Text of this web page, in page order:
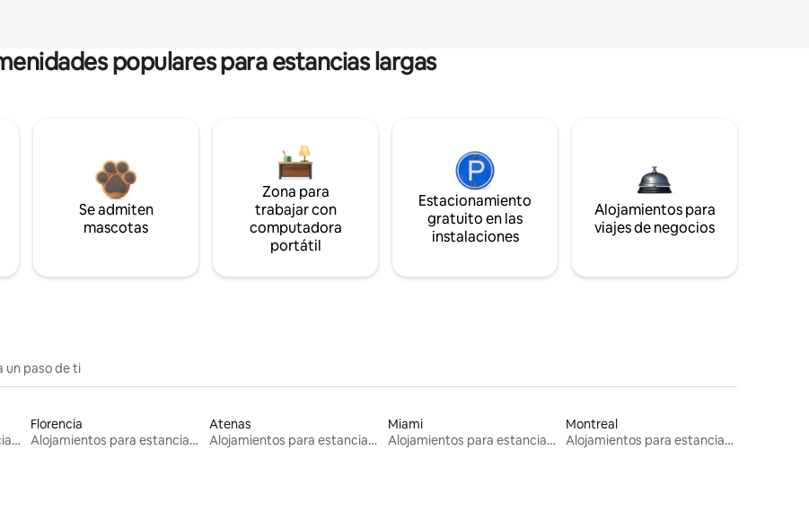
populares para estancias largas
Se admiten
mascotas
Zona para
trabajar con
computadora
portátil
Estacionamiento
gratuito en las
instalaciones
Alojamientos para
viajes de negocios
un paso de ti
Alojamientos para estancias largas
Florencia
Alojamientos para estancias largas
Atenas
Alojamientos para estancias largas
Miami
Alojamientos para estancias largas
Montreal
Alojamientos para estancias largas